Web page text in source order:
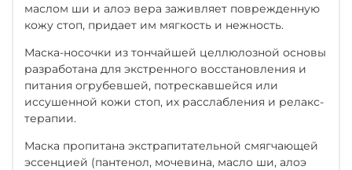
маслом ши и алоэ вера заживляет поврежденную
кожу стоп, придает им мягкость и нежность.
Маска-носочки из тончайшей целлюлозной основы
разработана для экстренного восстановления и
питания огрубевшей, потрескавшейся или
иссушенной кожи стоп, их расслабления и релакс-
терапии.
Маска пропитана экстрапитательной смягчающей
эссенцией (пантенол, мочевина, масло ши, алоэ